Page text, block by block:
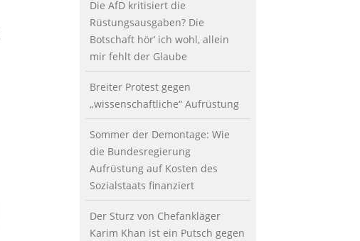
Die AfD kritisiert die
Rüstungsausgaben? Die
Botschaft hör’ ich wohl, allein
mir fehlt der Glaube
Breiter Protest gegen
„wissenschaftliche“ Aufrüstung
Sommer der Demontage: Wie
die Bundesregierung
Aufrüstung auf Kosten des
Sozialstaats finanziert
Der Sturz von Chefankläger
Karim Khan ist ein Putsch gegen